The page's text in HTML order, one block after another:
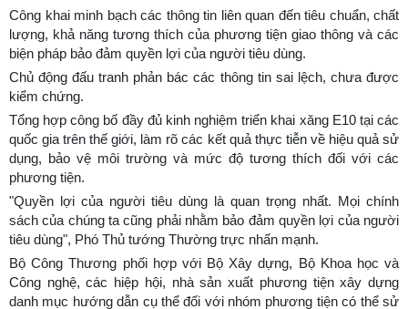
Công khai minh bạch các thông tin liên quan đến tiêu chuẩn, chất
lượng, khả năng tương thích của phương tiện giao thông và các
biện pháp bảo đảm quyền lợi của người tiêu dùng.
Chủ động đấu tranh phản bác các thông tin sai lệch, chưa được
kiểm chứng.
Tổng hợp công bố đầy đủ kinh nghiệm triển khai xăng E10 tại các
quốc gia trên thế giới, làm rõ các kết quả thực tiễn về hiệu quả sử
dụng, bảo vệ môi trường và mức độ tương thích đối với các
phương tiện.
"Quyền lợi của người tiêu dùng là quan trọng nhất. Mọi chính
sách của chúng ta cũng phải nhằm bảo đảm quyền lợi của người
tiêu dùng", Phó Thủ tướng Thường trực nhấn mạnh.
Bộ Công Thương phối hợp với Bộ Xây dựng, Bộ Khoa học và
Công nghệ, các hiệp hội, nhà sản xuất phương tiện xây dựng
danh mục hướng dẫn cụ thể đối với nhóm phương tiện có thể sử